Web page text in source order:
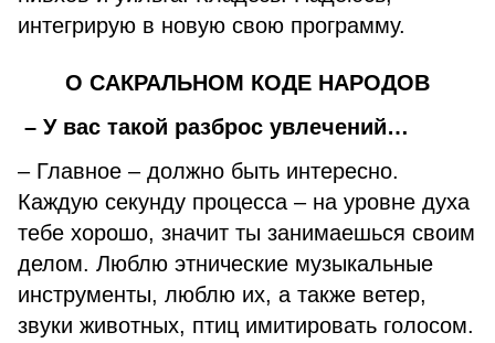
интегрирую в новую свою программу.
О САКРАЛЬНОМ КОДЕ НАРОДОВ
– У вас такой разброс увлечений…
– Главное – должно быть интересно.
Каждую секунду процесса – на уровне духа
тебе хорошо, значит ты занимаешься своим
делом. Люблю этнические музыкальные
инструменты, люблю их, а также ветер,
звуки животных, птиц имитировать голосом.